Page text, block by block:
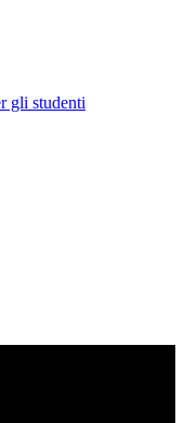
gli studenti